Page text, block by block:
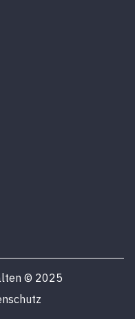
© 2025